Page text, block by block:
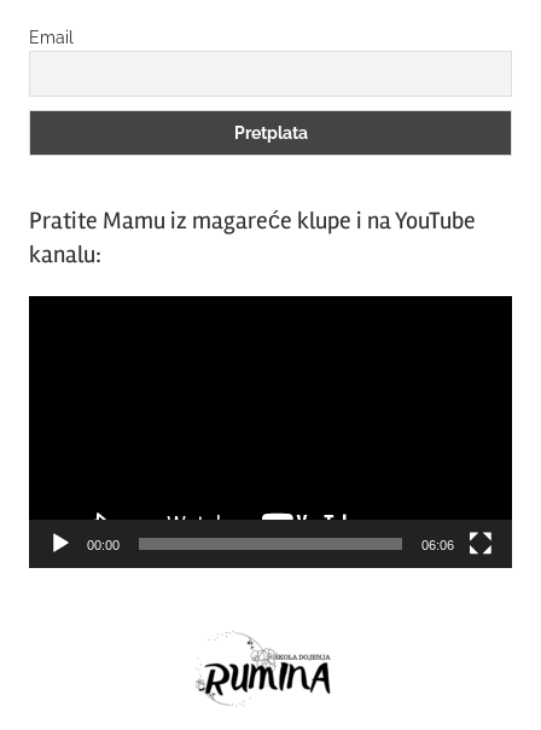
Email
Pratite Mamu iz magareće klupe i na YouTube
kanalu:
00:00 06:06